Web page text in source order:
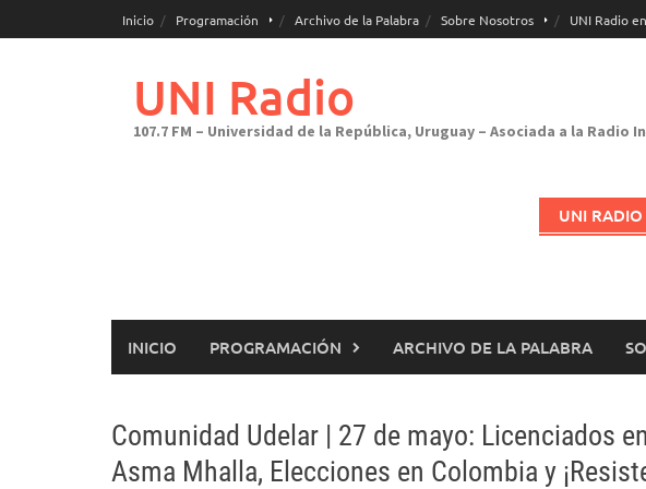
al
Inicio Programación Archivo de la Palabra Sobre Nosotros UNI Radio
UNI Radio
107.7 FM – Universidad de la República, Uruguay – Asociada a la Radio
UNI
INICIO PROGRAMACIÓN ARCHIVO DE LA PALABRA
Comunidad Udelar | 27 de mayo: Licenciados
Asma Mhalla, Elecciones en Colombia y